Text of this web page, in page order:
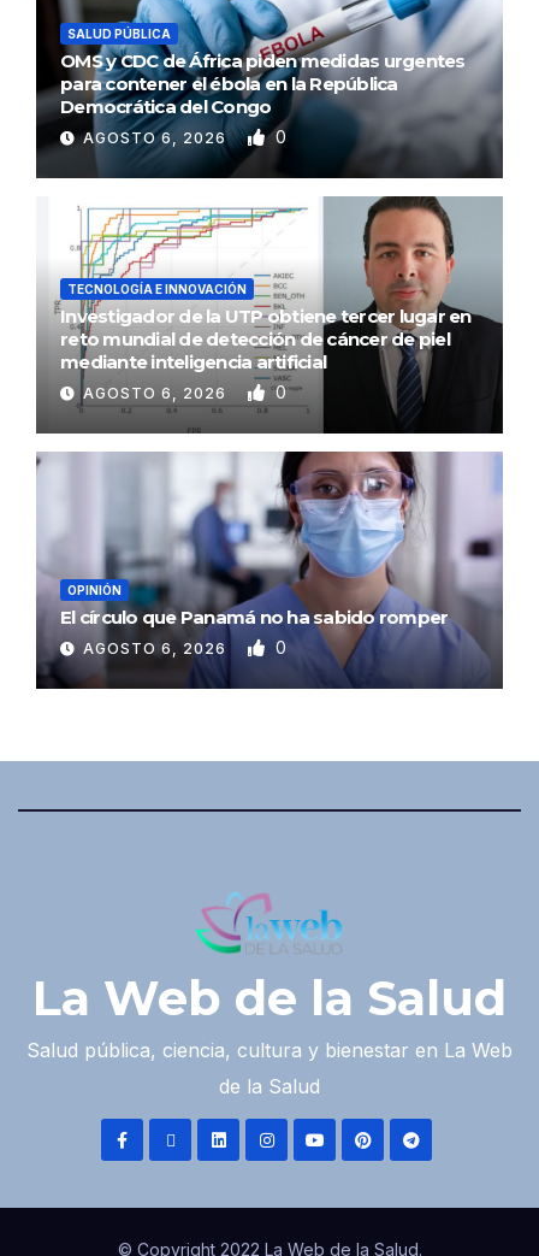
SALUD PÚBLICA
OMS y CDC de África piden medidas urgentes
para contener el ébola en la República
Democrática del Congo
AGOSTO 6, 2026 0
TECNOLOGÍA E INNOVACIÓN
Investigador de la UTP obtiene tercer lugar en
reto mundial de detección de cáncer de piel
mediante inteligencia artificial
AGOSTO 6, 2026 0
OPINIÓN
El círculo que Panamá no ha sabido romper
AGOSTO 6, 2026 0
La Web de la Salud
Salud pública, ciencia, cultura y bienestar en La Web
de la Salud
© Copyright 2022 La Web de la Salud.